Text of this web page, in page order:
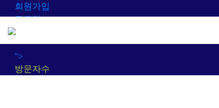
회원가입
로그인
오늘
">
방문자수